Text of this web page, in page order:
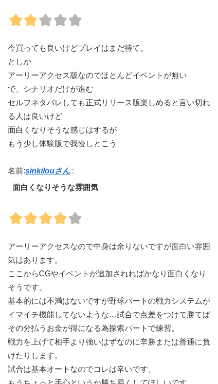
今買っても良いけどプレイはまだ待て。
としか
アーリーアクセス版なのでほとんどイベントが無い
で、シナリオだけが進む
セルフネタバレしても正式リリース版楽しめると言い切れ
る人は良いけど
面白くなりそうな感じはするが
もう少し体験版で我慢しとこう
名前:sinkilouさん :
面白くなりそうな雰囲気
アーリーアクセスなので中身は余りないですが面白い雰囲
気はあります。
ここからCGやイベントが追加されればかなり面白くなり
そうです。
基本的には不満はないですが野球パートの戦力システムが
イマイチ機能してないような…試合で点差をつけて勝てば
その分払うお金が得になる為探索パートで練習。
戦力を上げて相手より強いはずなのに辛勝または普通に負
けたりします。
試合は基本オートなのでコレは辛いです。